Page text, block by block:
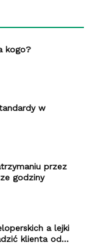
kogo?
w
przez
godziny
a lejki
klienta od...